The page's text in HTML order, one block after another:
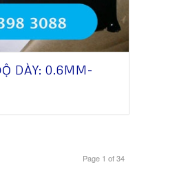
DÀY: 0.6MM-
Page 1 of 34